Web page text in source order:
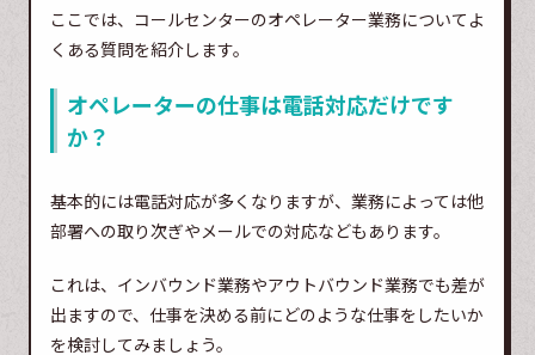
ここでは、コールセンターのオペレーター業務についてよ
くある質問を紹介します。
オペレーターの仕事は電話対応だけです
か？
基本的には電話対応が多くなりますが、業務によっては他
部署への取り次ぎやメールでの対応などもあります。
これは、インバウンド業務やアウトバウンド業務でも差が
出ますので、仕事を決める前にどのような仕事をしたいか
を検討してみましょう。